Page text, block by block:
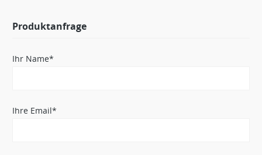
Produktanfrage
Ihr Name*
Ihre Email*